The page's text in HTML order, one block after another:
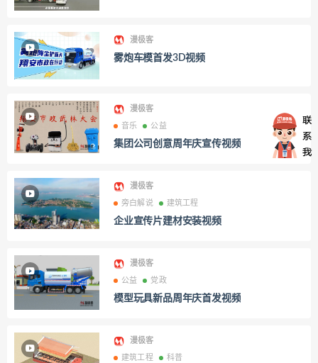
漫极客
雾炮车模首发3D视频
漫极客
音乐 公益
集团公司创意周年庆宣传视频
漫极客
旁白解说 建筑工程
企业宣传片建材安装视频
漫极客
公益 党政
模型玩具新品周年庆首发视频
漫极客
建筑工程 科普